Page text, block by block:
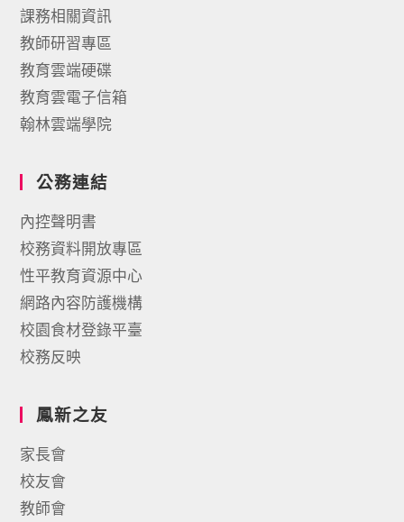
課務相關資訊
教師研習專區
教育雲端硬碟
教育雲電子信箱
翰林雲端學院
公務連結
內控聲明書
校務資料開放專區
性平教育資源中心
網路內容防護機構
校園食材登錄平臺
校務反映
鳳新之友
家長會
校友會
教師會